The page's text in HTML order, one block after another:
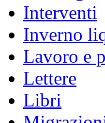
Interventi
Inverno
Lavoro e
Lettere
Libri